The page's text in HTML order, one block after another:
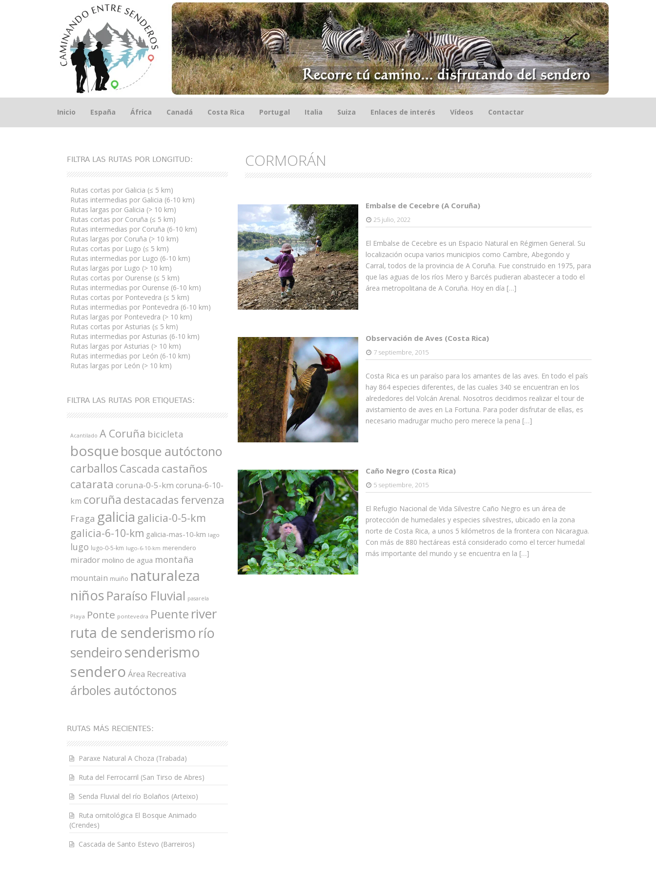
Saltar
Inicio España África Canadá Costa Rica Portugal Italia Suiza Enlaces de interés Vídeos Contactar
CORMORÁN
Embalse de Cecebre (A Coruña)
25 julio, 2022
El Embalse de Cecebre es un Espacio Natural en Régimen General. Su
localización ocupa varios municipios como Cambre, Abegondo y
Carral, todos de la provincia de A Coruña. Fue construido en 1975, para
que las aguas de los ríos Mero y Barcés pudieran abastecer a todo el
área metropolitana de A Coruña. Hoy en día […]
Observación de Aves (Costa Rica)
7 septiembre, 2015
Costa Rica es un paraíso para los amantes de las aves. En todo el país
hay 864 especies diferentes, de las cuales 340 se encuentran en los
alrededores del Volcán Arenal. Nosotros decidimos realizar el tour de
avistamiento de aves en La Fortuna. Para poder disfrutar de ellas, es
necesario madrugar mucho pero merece la pena […]
Caño Negro (Costa Rica)
5 septiembre, 2015
El Refugio Nacional de Vida Silvestre Caño Negro es un área de
protección de humedales y especies silvestres, ubicado en la zona
norte de Costa Rica, a unos 5 kilómetros de la frontera con Nicaragua.
Con más de 880 hectáreas está considerado como el tercer humedal
más importante del mundo y se encuentra en la […]
FILTRA LAS RUTAS POR LONGITUD:
Rutas cortas por Galicia (≤ 5 km)
Rutas intermedias por Galicia (6-10 km)
Rutas largas por Galicia (> 10 km)
Rutas cortas por Coruña (≤ 5 km)
Rutas intermedias por Coruña (6-10 km)
Rutas largas por Coruña (> 10 km)
Rutas cortas por Lugo (≤ 5 km)
Rutas intermedias por Lugo (6-10 km)
Rutas largas por Lugo (> 10 km)
Rutas cortas por Ourense (≤ 5 km)
Rutas intermedias por Ourense (6-10 km)
Rutas cortas por Pontevedra (≤ 5 km)
Rutas intermedias por Pontevedra (6-10 km)
Rutas largas por Pontevedra (> 10 km)
Rutas cortas por Asturias (≤ 5 km)
Rutas intermedias por Asturias (6-10 km)
Rutas largas por Asturias (> 10 km)
Rutas intermedias por León (6-10 km)
Rutas largas por León (> 10 km)
FILTRA LAS RUTAS POR ETIQUETAS:
Acantilado A Coruña bicicleta
bosque bosque autóctono
carballos Cascada castaños
catarata coruna-0-5-km coruna-6-10-
km coruña destacadas fervenza
Fraga galicia galicia-0-5-km
galicia-6-10-km galicia-mas-10-km lago
lugo lugo-0-5-km lugo-6-10-km merendero
mirador molino de agua montaña
mountain muiño naturaleza
niños Paraíso Fluvial pasarela
Playa Ponte pontevedra Puente river
ruta de senderismo río
sendeirosenderismo
sendero Área Recreativa
árboles autóctonos
RUTAS MÁS RECIENTES:
Paraxe Natural A Choza (Trabada)
Ruta del Ferrocarril (San Tirso de Abres)
Senda Fluvial del río Bolaños (Arteixo)
Ruta ornitológica El Bosque Animado
(Crendes)
Cascada de Santo Estevo (Barreiros)